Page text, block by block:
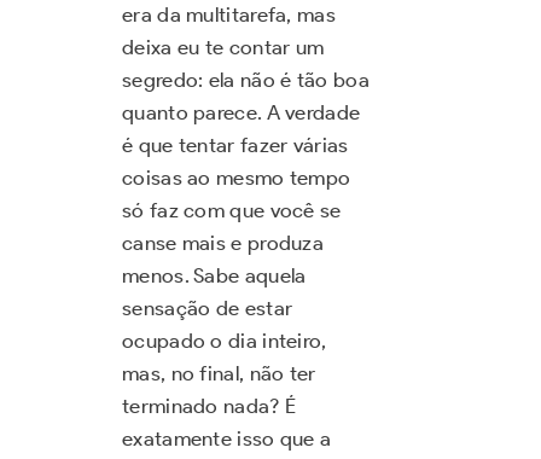
era da multitarefa, mas
deixa eu te contar um
segredo: ela não é tão boa
quanto parece. A verdade
é que tentar fazer várias
coisas ao mesmo tempo
só faz com que você se
canse mais e produza
menos. Sabe aquela
sensação de estar
ocupado o dia inteiro,
mas, no final, não ter
terminado nada? É
exatamente isso que a